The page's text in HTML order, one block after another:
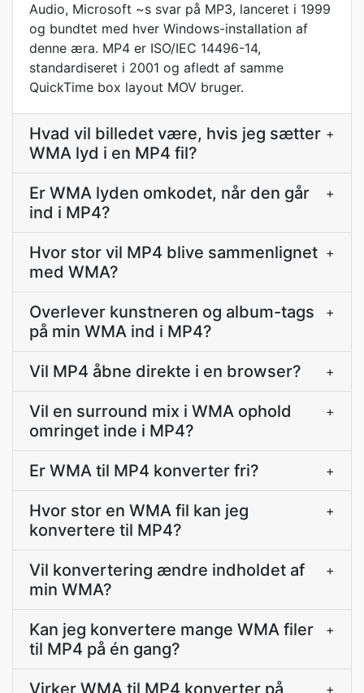
Audio, Microsoft ~s svar på MP3, lanceret i 1999
og bundtet med hver Windows-installation af
denne æra. MP4 er ISO/IEC 14496-14,
standardiseret i 2001 og afledt af samme
QuickTime box layout MOV bruger.
Hvad vil billedet være, hvis jeg sætter
WMA lyd i en MP4 fil?
+
Er WMA lyden omkodet, når den går
ind i MP4?
+
Hvor stor vil MP4 blive sammenlignet
med WMA?
+
Overlever kunstneren og album-tags
på min WMA ind i MP4?
+
Vil MP4 åbne direkte i en browser? +
Vil en surround mix i WMA ophold
omringet inde i MP4?
+
Er WMA til MP4 konverter fri? +
Hvor stor en WMA fil kan jeg
konvertere til MP4?
+
Vil konvertering ændre indholdet af
min WMA?
+
Kan jeg konvertere mange WMA filer
til MP4 på én gang?
+
Virker WMA til MP4 konverter på +